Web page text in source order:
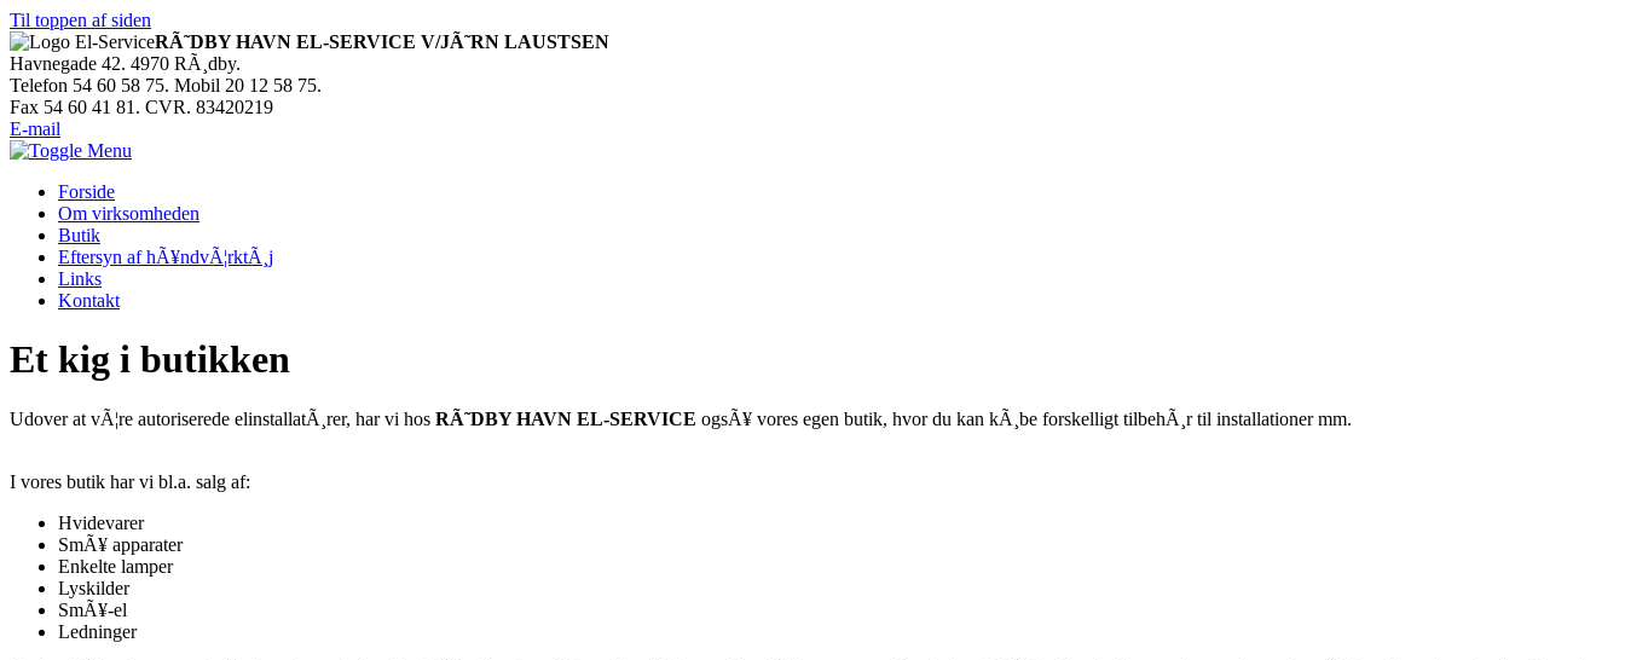
Til toppen af siden
RÃ˜DBY HAVN EL-SERVICE V/JÃ˜RN LAUSTSEN
Havnegade 42. 4970 RÃ¸dby.
Telefon 54 60 58 75. Mobil 20 12 58 75.
Fax 54 60 41 81. CVR. 83420219
E-mail
Forside
Om virksomheden
Butik
Eftersyn af hÃ¥ndvÃ¦rktÃ¸j
Links
Kontakt
Et kig i butikken
Udover at vÃ¦re autoriserede elinstallatÃ¸rer, har vi hos RÃ˜DBY HAVN EL-SERVICE ogsÃ¥ vores egen butik, hvor du kan kÃ¸be forskelligt tilbehÃ¸r til installationer mm.
I vores butik har vi bl.a. salg af:
Hvidevarer
SmÃ¥ apparater
Enkelte lamper
Lyskilder
SmÃ¥-el
Ledninger